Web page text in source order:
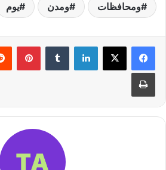
ومحافظات ومدن يوم
لينكدإن
طباعة